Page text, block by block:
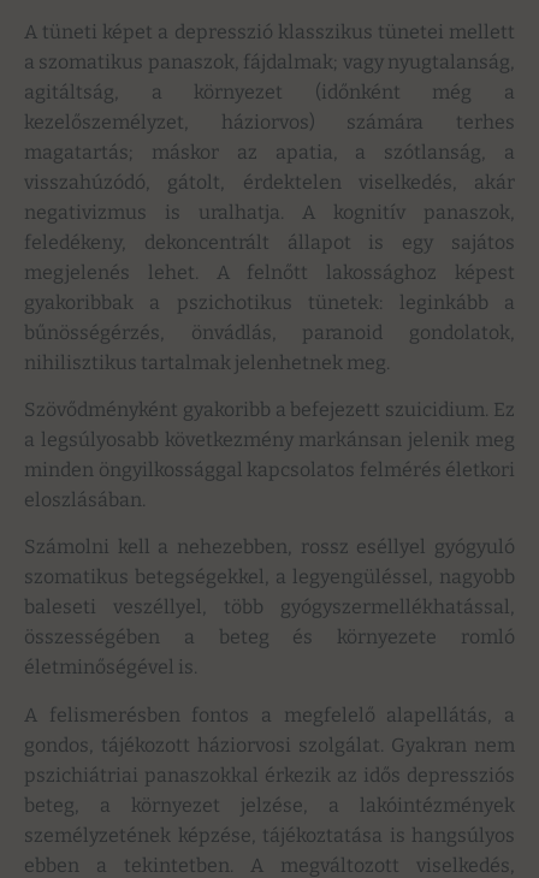
A tüneti képet a depresszió klasszikus tünetei mellett
a szomatikus panaszok, fájdalmak; vagy nyugtalanság,
agitáltság, a környezet (időnként még a
kezelőszemélyzet, háziorvos) számára terhes
magatartás; máskor az apatia, a szótlanság, a
visszahúzódó, gátolt, érdektelen viselkedés, akár
negativizmus is uralhatja. A kognitív panaszok,
feledékeny, dekoncentrált állapot is egy sajátos
megjelenés lehet. A felnőtt lakossághoz képest
gyakoribbak a pszichotikus tünetek: leginkább a
bűnösségérzés, önvádlás, paranoid gondolatok,
nihilisztikus tartalmak jelenhetnek meg.
Szövődményként gyakoribb a befejezett szuicidium. Ez
a legsúlyosabb következmény markánsan jelenik meg
minden öngyilkossággal kapcsolatos felmérés életkori
eloszlásában.
Számolni kell a nehezebben, rossz eséllyel gyógyuló
szomatikus betegségekkel, a legyengüléssel, nagyobb
baleseti veszéllyel, több gyógyszermellékhatással,
összességében a beteg és környezete romló
életminőségével is.
A felismerésben fontos a megfelelő alapellátás, a
gondos, tájékozott háziorvosi szolgálat. Gyakran nem
pszichiátriai panaszokkal érkezik az idős depressziós
beteg, a környezet jelzése, a lakóintézmények
személyzetének képzése, tájékoztatása is hangsúlyos
ebben a tekintetben. A megváltozott viselkedés,